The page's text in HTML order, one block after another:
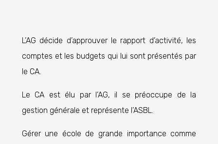
L’AG décide d’approuver le rapport d’activité, les
comptes et les budgets qui lui sont présentés par
le CA.
Le CA est élu par l’AG, il se préoccupe de la
gestion générale et représente l’ASBL.
Gérer une école de grande importance comme